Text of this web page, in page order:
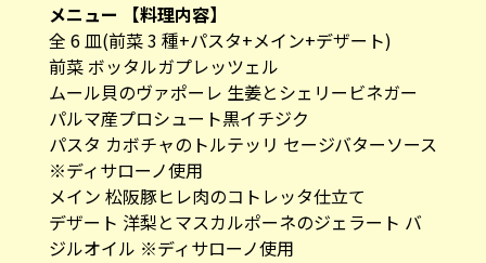
メニュー 【料理内容】
全 6 皿(前菜 3 種+パスタ+メイン+デザート)
前菜 ボッタルガプレッツェル
ムール貝のヴァポーレ 生姜とシェリービネガー
パルマ産プロシュート黒イチジク
パスタ カボチャのトルテッリ セージバターソース
※ディサローノ使用
メイン 松阪豚ヒレ肉のコトレッタ仕立て
デザート 洋梨とマスカルポーネのジェラート バ
ジルオイル ※ディサローノ使用